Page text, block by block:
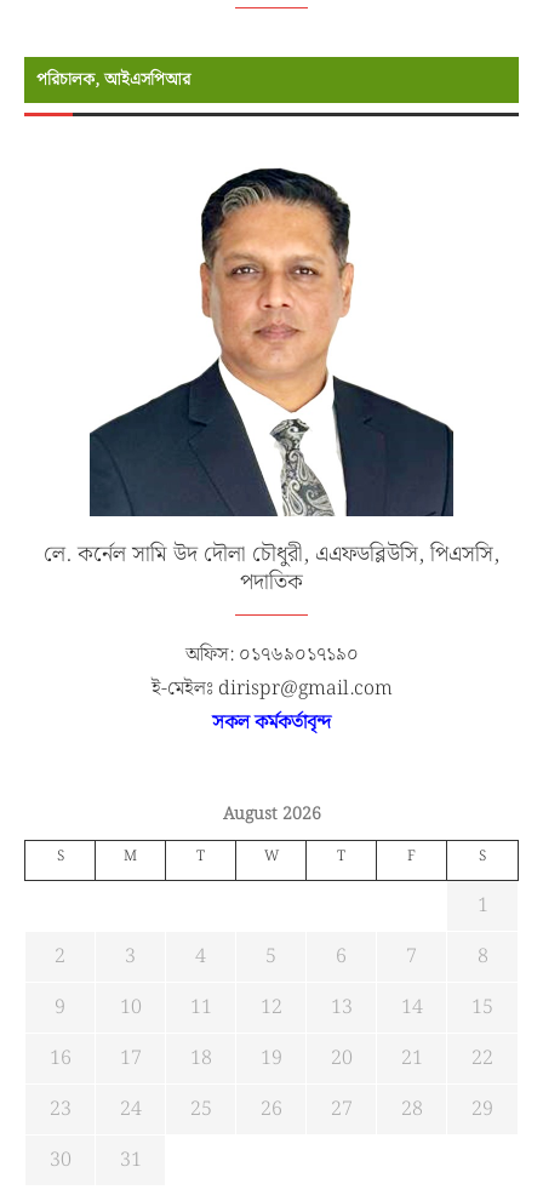
পরিচালক, আইএসপিআর
লে. কর্নেল সামি উদ দৌলা চৌধুরী, এএফডব্লিউসি, পিএসসি,
পদাতিক
অফিস: ০১৭৬৯০১৭১৯০
ই-মেইলঃ dirispr@gmail.com
সকল কর্মকর্তাবৃন্দ
August 2026
S M T W T F S
1
2
3 4 5 6 7
8
9
10 11 12 13 14
15
16
17 18 19 20 21
22
23
24 25 26 27 28
29
30
31